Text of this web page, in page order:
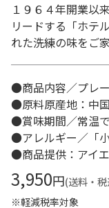
１９６４年開業以
リードする「ホテ
れた洗練の味をご家
●商品内容／プレ
●原料原産地：中
●賞味期間／常温
●アレルギー／「
●商品提供：アイ
3,950円(送料・
※軽減税率対象